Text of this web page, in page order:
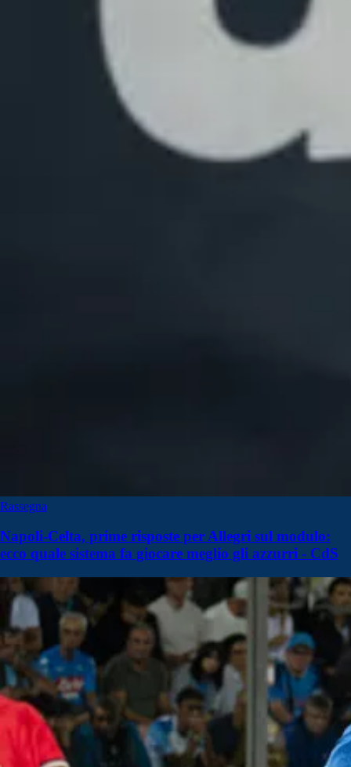
Rassegna
Napoli-Celta, prime risposte per Allegri sul modulo:
ecco quale sistema fa giocare meglio gli azzurri - CdS